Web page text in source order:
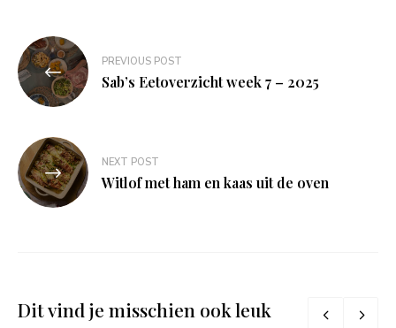
Bericht
navigatie
PREVIOUS POST
Sab’s Eetoverzicht week 7 – 2025
NEXT POST
Witlof met ham en kaas uit de oven
Dit vind je misschien ook leuk